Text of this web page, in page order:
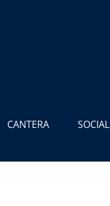
CANTERA SOCIAL